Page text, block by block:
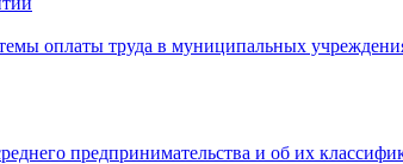
оплаты труда в муниципальных
предпринимательства и об их